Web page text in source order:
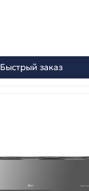
Быстрый заказ